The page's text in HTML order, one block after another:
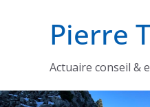
Pierre
Actuaire conseil &